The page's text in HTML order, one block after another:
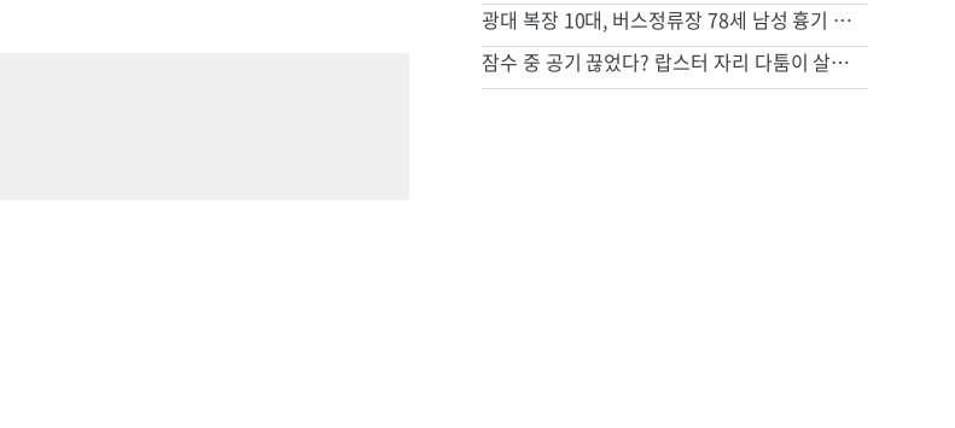
광대 복장 10대, 버스정류장 78세 남성 흉기 살해 혐의
잠수 중 공기 끊었다? 랍스터 자리 다툼이 살인미수 사건으로